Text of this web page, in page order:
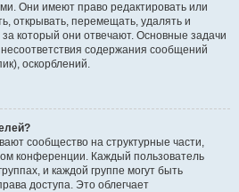
Они имеют право редактировать или
открывать, перемещать, удалять и
который они отвечают. Основные задачи
содержания сообщений
оскорблений.
сообщество на структурные части,
конференции. Каждый пользователь
и каждой группе могут быть
доступа. Это облегчает